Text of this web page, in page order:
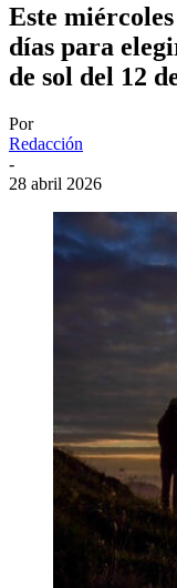
Este
días para
de sol del 12
Por
Redacción
-
28 abril 2026